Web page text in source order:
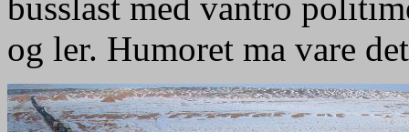
og ler. Humoret ma vare